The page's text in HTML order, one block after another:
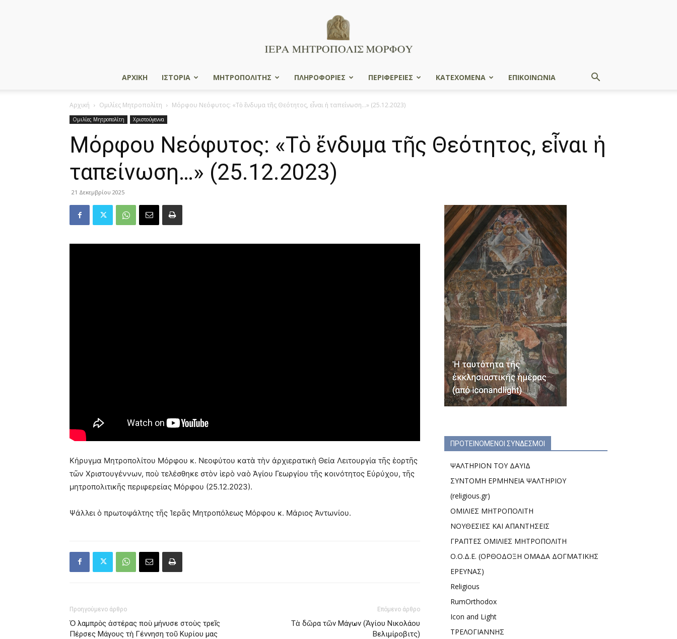
Μητρόπολις
ΑΡΧΙΚΗ ΙΣΤΟΡΙΑ ΜΗΤΡΟΠΟΛΙΤΗΣ ΠΛΗΡΟΦΟΡΙΕΣ ΠΕΡΙΦΕΡΕΙΕΣ ΚΑΤΕΧΟΜΕΝΑ ΕΠΙΚΟΙΝΩΝΙΑ
Αρχική Ομιλίες Μητροπολίτη Μόρφου Νεόφυτος: «Τὸ ἔνδυμα τῆς Θεότητος, εἶναι ἡ ταπείνωση…» (25.12.2023)
Ομιλίες Μητροπολίτη Χριστούγεννα
Μόρφου Νεόφυτος: «Τὸ ἔνδυμα τῆς Θεότητος, εἶναι ἡ
ταπείνωση…» (25.12.2023)
21 Δεκεμβρίου 2025
Κήρυγμα Μητροπολίτου Μόρφου κ. Νεοφύτου κατὰ τὴν ἀρχιερατικὴ Θεία Λειτουργία τῆς ἑορτῆς
τῶν Χριστουγέννων, ποὺ τελέσθηκε στὸν ἱερὸ ναὸ Ἁγίου Γεωργίου τῆς κοινότητος Εὐρύχου, τῆς
μητροπολιτικῆς περιφερείας Μόρφου (25.12.2023).
Ψάλλει ὁ πρωτοψάλτης τῆς Ἱερᾶς Μητροπόλεως Μόρφου κ. Μάριος Ἀντωνίου.
Προηγούμενο άρθρο
Ὁ λαμπρὸς ἀστέρας ποὺ μήνυσε στοὺς τρεῖς
Πέρσες Μάγους τὴ Γέννηση τοῦ Κυρίου μας
Επόμενο άρθρο
Τὰ δῶρα τῶν Μάγων (Ἁγίου Νικολάου
Βελιμίροβιτς)
ΠΡΟΤΕΙΝΟΜΕΝΟΙ ΣΥΝΔΕΣΜΟΙ
ΨΑΛΤΗΡΙΟΝ ΤΟΥ ΔΑΥΙΔ
ΣΥΝΤΟΜΗ ΕΡΜΗΝΕΙΑ ΨΑΛΤΗΡΙΟΥ
(religious.gr)
ΟΜΙΛΙΕΣ ΜΗΤΡΟΠΟΛΙΤΗ
ΝΟΥΘΕΣΙΕΣ ΚΑΙ ΑΠΑΝΤΗΣΕΙΣ
ΓΡΑΠΤΕΣ ΟΜΙΛΙΕΣ ΜΗΤΡΟΠΟΛΙΤΗ
Ο.Ο.Δ.Ε. (ΟΡΘΟΔΟΞΗ ΟΜΑΔΑ ΔΟΓΜΑΤΙΚΗΣ
ΕΡΕΥΝΑΣ)
Religious
RumOrthodox
Icon and Light
ΤΡΕΛΟΓΙΑΝΝΗΣ